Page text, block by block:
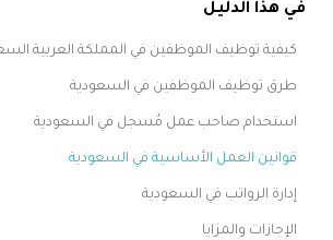
في هذا الدليل
كيفية توظيف الموظفين في المملكة العربية
طرق توظيف الموظفين في السعودية
استخدام صاحب عمل مُسجل في السعودية
قوانين العمل الأساسية في السعودية
إدارة الرواتب في السعودية
الإجازات والمزايا